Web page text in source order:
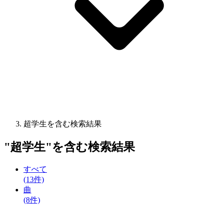
超学生を含む検索結果
"超学生"を含む検索結果
すべて
(13件)
曲
(8件)